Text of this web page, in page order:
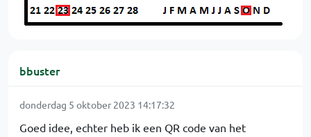
bbuster
donderdag 5 oktober 2023 14:17:32
Goed idee, echter heb ik een QR code van het